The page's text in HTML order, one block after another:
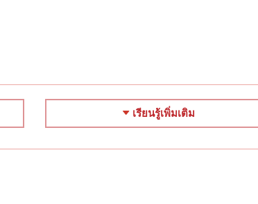
เรียนรู้เพิ่มเติม